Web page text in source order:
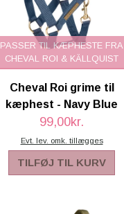
PASSER TIL KÆPHESTE FRA
CHEVAL ROI & KÄLLQUIST
Cheval Roi grime til
kæphest - Navy Blue
99,00kr.
Evt. lev. omk. tillægges
TILFØJ TIL KURV